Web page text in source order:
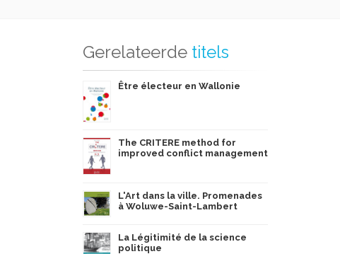
Gerelateerde titels
Être électeur en Wallonie
The CRITERE method for
improved conflict management
L'Art dans la ville. Promenades
à Woluwe-Saint-Lambert
La Légitimité de la science
politique